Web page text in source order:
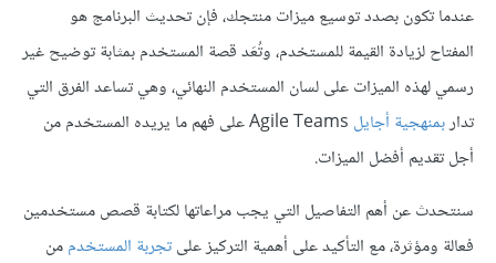
عندما تكون بصدد توسيع ميزات منتجك، فإن تحديث البرنامج هو
المفتاح لزيادة القيمة للمستخدم، وتُعَد قصة المستخدم بمثابة توضيح غير
رسمي لهذه الميزات على لسان المستخدم النهائي، وهي تساعد الفرق التي
تداربمنهجية أجايل
Agile Teams على فهم ما يريده المستخدم من
أجل تقديم أفضل الميزات.
سنتحدث عن أهم التفاصيل التي يجب مراعاتها لكتابة قصص مستخدمين
فعالة ومؤثرة، مع التأكيد على أهمية التركيز علىتجربة المستخدممن